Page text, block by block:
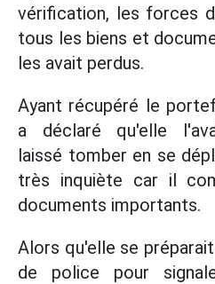
vérification, les forces
tous les biens et
les avait perdus.
Ayant récupéré le
a déclaré qu'elle
laissé tomber en se
très inquiète car il
documents importants.
Alors qu'elle se
de police pour